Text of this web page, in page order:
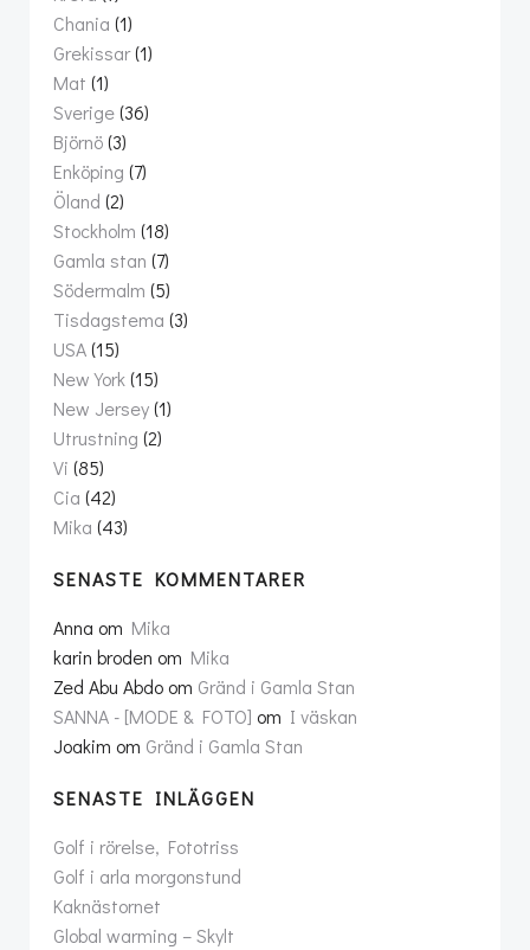
Chania (1)
Grekissar(1)
Mat (1)
Sverige(36)
Björnö(3)
Enköping (7)
Öland (2)
Stockholm (18)
Gamla stan (7)
Södermalm (5)
Tisdagstema (3)
USA(15)
New York(15)
New Jersey(1)
Utrustning (2)
Vi (85)
Cia (42)
Mika (43)
SENASTE KOMMENTARER
Anna om Mika
karin broden om Mika
Zed Abu Abdo om Gränd i Gamla Stan
SANNA - [MODE & FOTO] om I väskan
Joakim om Gränd i Gamla Stan
SENASTE INLÄGGEN
Golf i rörelse, Fototriss
Golf i arla morgonstund
Kaknästornet
Global warming – Skylt